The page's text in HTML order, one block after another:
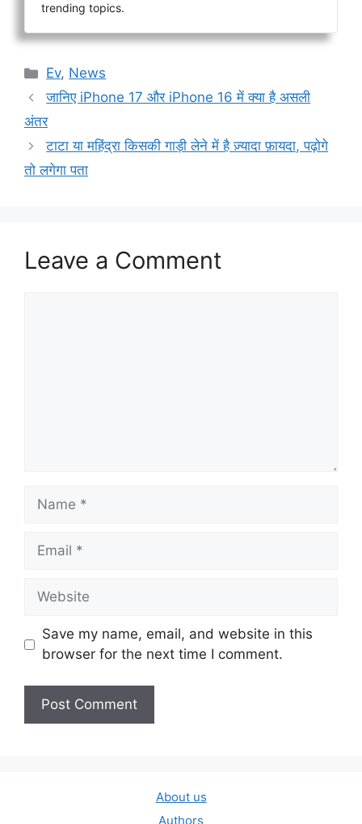
trending topics.
Categories
Ev, News
जानिए iPhone 17 और iPhone 16 में क्या है असली
अंतर
टाटा या महिंद्रा किसकी गाड़ी लेने में है ज़्यादा फ़ायदा, पढ़ोगे
तो लगेगा पता
Leave a Comment
Name
Email
Website
Save my name, email, and website in this
browser for the next time I comment.
About us
Authors